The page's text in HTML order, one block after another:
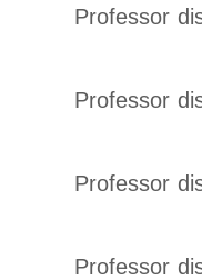
Professor
Professor
Professor
Professor